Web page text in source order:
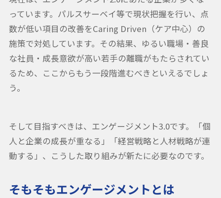
っています。パルスサーベイ等で現状把握を行い、点
数が低い項目の改善をCaring Driven（ケア中心）の
施策で対処しています。その結果、ゆるい職場・善良
な社員・成長意欲が高い若手の離職がもたらされてい
るため、ここからもう一段階進むべきといえるでしょ
う。
そして目指すべきは、エンゲージメント3.0です。「個
人と企業の成長が重なる」「経営戦略と人材戦略が連
動する」、こうした取り組みが新たに必要なのです。
そもそもエンゲージメントとは